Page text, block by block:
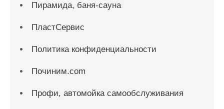
Пирамида, баня-сауна
ПластСервис
Политика конфиденциальности
Починим.com
Профи, автомойка самообслуживания